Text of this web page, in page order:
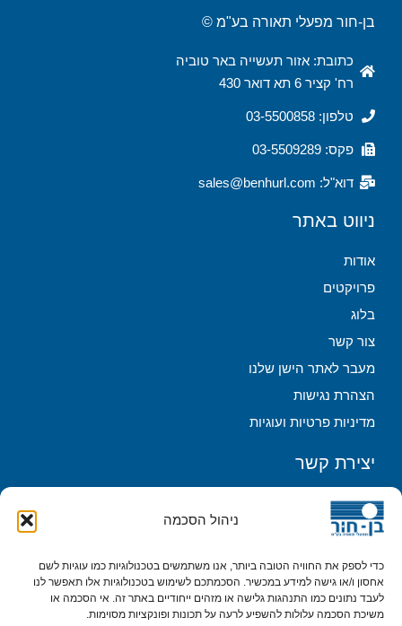
ניהול הסכמה
כדי לספק את החוויה הטובה ביותר, אנו משתמשים בטכנולוגיות כמו עוגיות לשם
אחסון ו/או גישה למידע במכשיר. הסכמתכם לשימוש בטכנולוגיות אלו תאפשר לנו
לעבד נתונים כמו התנהגות גלישה או מזהים ייחודיים באתר זה. אי הסכמה או
משיכת הסכמה עלולות להשפיע לרעה על תכונות ופונקציות מסוימות.
בן-חור מפעלי תאורה בע"מ ©
כתובת: אזור תעשייה באר טוביה
רח' קציר 6 תא דואר 430
טלפון: 03-5500858
פקס: 03-5509289
דוא"ל: sales@benhurl.com
ניווט באתר
אודות
פרויקטים
בלוג
צור קשר
מעבר לאתר הישן שלנו
הצהרת נגישות
מדיניות פרטיות ועוגיות
יצירת קשר